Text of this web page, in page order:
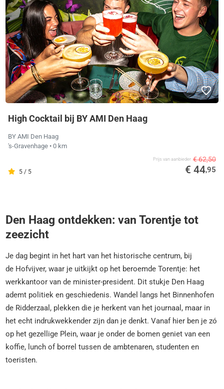
High Cocktail bij BY AMI Den Haag
BY AMI Den Haag
's-Gravenhage • 0 km
5 / 5
Prijs van aanbieder € 62,50
€ 44,95
Den Haag ontdekken: van Torentje tot
zeezicht
Je dag begint in het hart van het historische centrum, bij
de Hofvijver, waar je uitkijkt op het beroemde Torentje: het
werkkantoor van de minister-president. Dit stukje Den Haag
ademt politiek en geschiedenis. Wandel langs het Binnenhofen
de Ridderzaal, plekken die je herkent van het journaal, maar in
het echt indrukwekkender zijn dan je denkt. Vanaf hier ben je zó
op het gezellige Plein, waar je onder de bomen geniet van een
koffie, lunch of borrel tussen de ambtenaren, studenten en
toeristen.